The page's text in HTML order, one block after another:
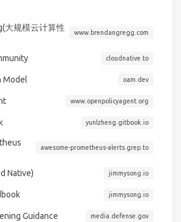
大规模云计算性
www.brendangregg.com
cloudnative.to
Model oam.dev
www.openpolicyagent.org
yunlzheng.gitbook.io
awesome-prometheus-alerts.grep.to
Native) jimmysong.io
jimmysong.io
Guidance media.defense.gov